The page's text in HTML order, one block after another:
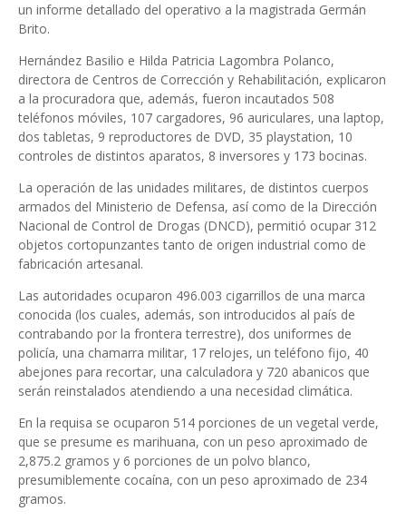
un informe detallado del operativo a la magistrada Germán
Brito.
Hernández Basilio e Hilda Patricia Lagombra Polanco,
directora de Centros de Corrección y Rehabilitación, explicaron
a la procuradora que, además, fueron incautados 508
teléfonos móviles, 107 cargadores, 96 auriculares, una laptop,
dos tabletas, 9 reproductores de DVD, 35 playstation, 10
controles de distintos aparatos, 8 inversores y 173 bocinas.
La operación de las unidades militares, de distintos cuerpos
armados del Ministerio de Defensa, así como de la Dirección
Nacional de Control de Drogas (DNCD), permitió ocupar 312
objetos cortopunzantes tanto de origen industrial como de
fabricación artesanal.
Las autoridades ocuparon 496.003 cigarrillos de una marca
conocida (los cuales, además, son introducidos al país de
contrabando por la frontera terrestre), dos uniformes de
policía, una chamarra militar, 17 relojes, un teléfono fijo, 40
abejones para recortar, una calculadora y 720 abanicos que
serán reinstalados atendiendo a una necesidad climática.
En la requisa se ocuparon 514 porciones de un vegetal verde,
que se presume es marihuana, con un peso aproximado de
2,875.2 gramos y 6 porciones de un polvo blanco,
presumiblemente cocaína, con un peso aproximado de 234
gramos.